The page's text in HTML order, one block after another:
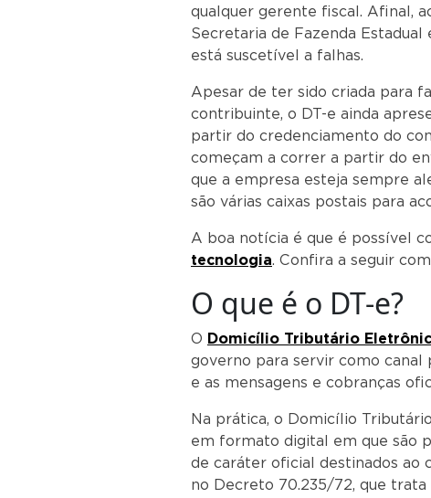
qualquer gerente fiscal. Afinal,
Secretaria de Fazenda
está suscetível a falhas.
Apesar de ter sido criada para
contribuinte, o DT-e ainda
partir do credenciamento do
começam a correr a partir do
que a empresa esteja sempre
são várias caixas postais para
A boa notícia é que é possível
tecnologia. Confira a seguir
O que é o DT-e?
O Domicílio Tributário
governo para servir como
e as mensagens e cobranças
Na prática, o Domicílio
em formato digital em que são
de caráter oficial destinados ao
no Decreto 70.235/72, que